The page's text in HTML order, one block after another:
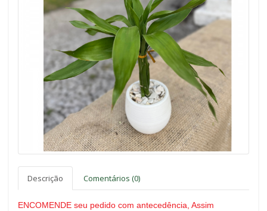
Descrição Comentários (0)
ENCOMENDE seu pedido com antecedência, Assim